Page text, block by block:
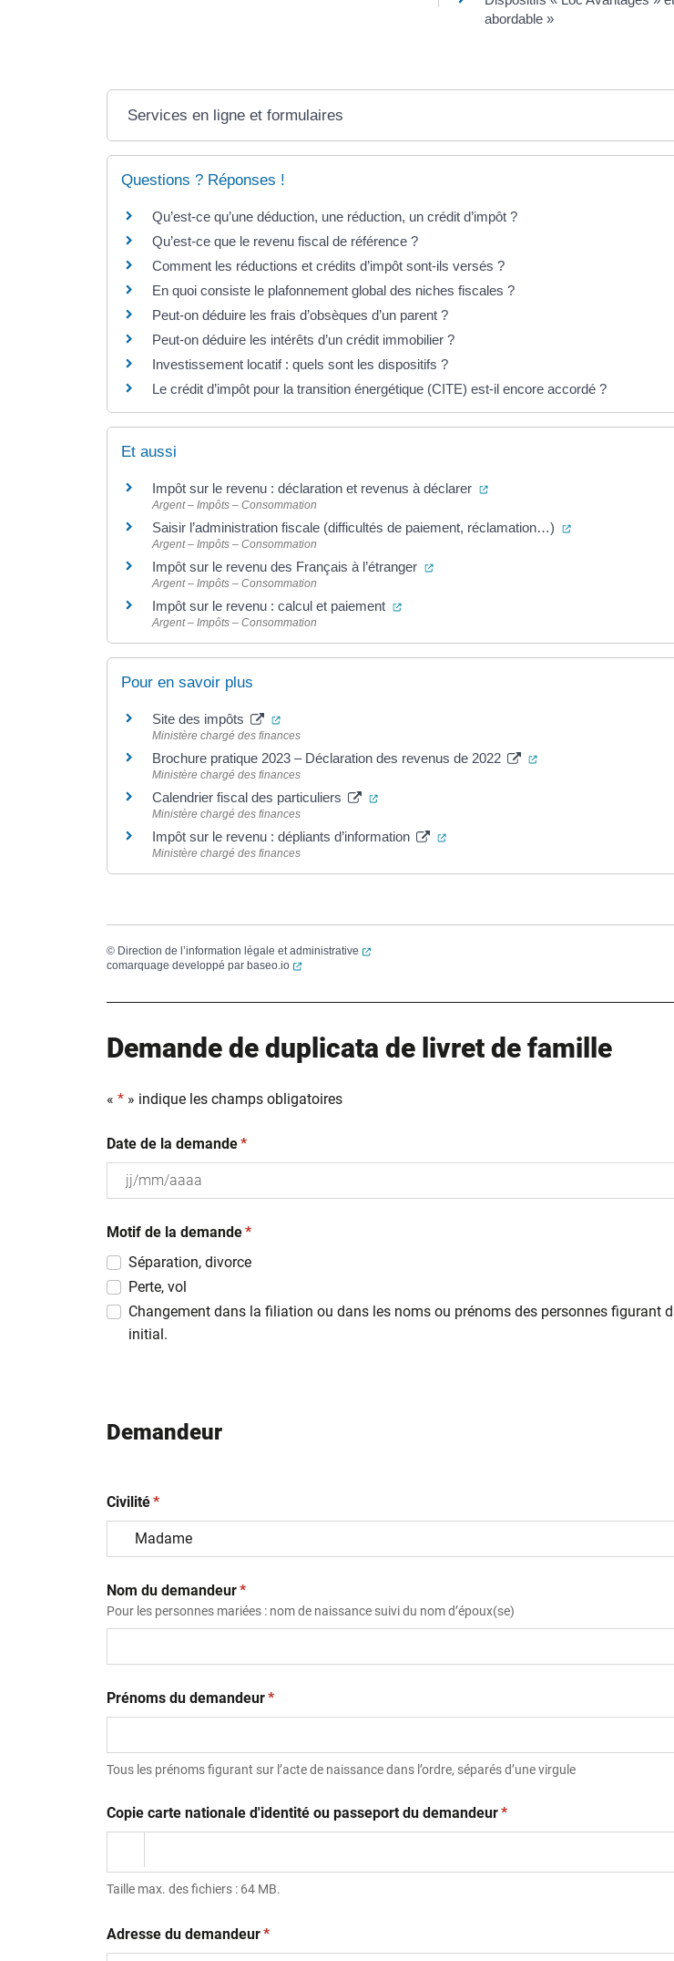
abordable »
Services en ligne et formulaires
Questions ? Réponses !
Qu’est-ce qu’une déduction, une réduction, un crédit d’impôt ?
Qu’est-ce que le revenu fiscal de référence ?
Comment les réductions et crédits d’impôt sont-ils versés ?
En quoi consiste le plafonnement global des niches fiscales ?
Peut-on déduire les frais d’obsèques d’un parent ?
Peut-on déduire les intérêts d’un crédit immobilier ?
Investissement locatif : quels sont les dispositifs ?
Le crédit d’impôt pour la transition énergétique (CITE) est-il encore accordé ?
Et aussi
Impôt sur le revenu : déclaration et revenus à déclarer (ouverture dans un nouvel
Argent – Impôts – Consommation
Saisir l’administration fiscale (difficultés de paiement, réclamation…) (ouverture dans
Argent – Impôts – Consommation
Impôt sur le revenu des Français à l’étranger (ouverture dans un nouvel onglet)
Argent – Impôts – Consommation
Impôt sur le revenu : calcul et paiement (ouverture dans un nouvel onglet)
Argent – Impôts – Consommation
Pour en savoir plus
Site des impôts (ouverture dans un nouvel onglet)
Ministère chargé des finances
Brochure pratique 2023 – Déclaration des revenus de 2022 (ouverture dans un
Ministère chargé des finances
Calendrier fiscal des particuliers (ouverture dans un nouvel onglet)
Ministère chargé des finances
Impôt sur le revenu : dépliants d’information (ouverture dans un nouvel onglet)
Ministère chargé des finances
© Direction de l’information légale et administrative
(ouverture dans un nouvel onglet)
comarquage developpé par baseo.io (ouverture dans un nouvel onglet)
Demande de duplicata de livret de famille
« * » indique les champs obligatoires
Date de la demande(obligatoire)
*
slash
MM
slash
AAAA
Motif de la demande(obligatoire)
*
Séparation, divorce
Perte, vol
Changement dans la filiation ou dans les noms ou prénoms des personnes figurant
initial.
Demandeur
Civilité(obligatoire)
*
Nom du demandeur(obligatoire)
*
Pour les personnes mariées : nom de naissance suivi du nom d’époux(se)
Prénoms du demandeur(obligatoire)
*
Tous les prénoms figurant sur l’acte de naissance dans l’ordre, séparés d’une virgule
Copie carte nationale d'identité ou passeport du demandeur(obligatoire)
*
Taille max. des fichiers : 64 MB.
Adresse du demandeur(obligatoire)
*